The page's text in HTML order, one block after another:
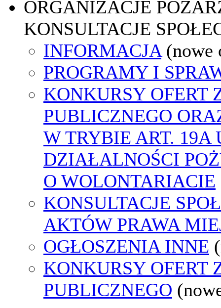
ORGANIZACJE
KONSULTACJE
INFORMACJA (nowe
PROGRAMY I
KONKURSY OFERT
PUBLICZNEGO
W TRYBIE ART. 19A
DZIAŁALNOŚCI
O WOLONTARIACIE
KONSULTACJE
AKTÓW PRAWA
OGŁOSZENIA INNE
KONKURSY OFERT
PUBLICZNEGO